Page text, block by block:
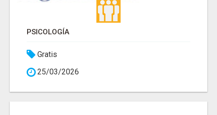
PSICOLOGÍA
Gratis
25/03/2026